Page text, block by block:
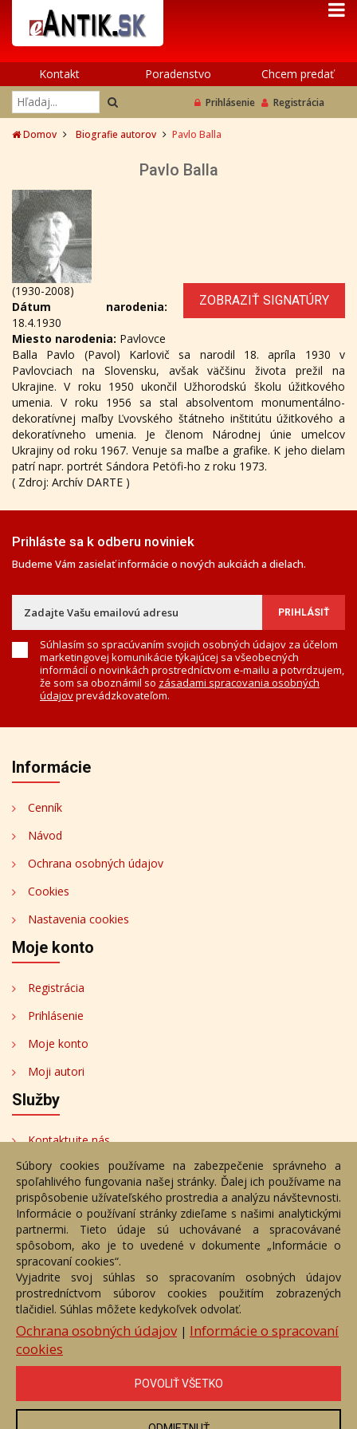
Kontakt Poradenstvo Chcem predať
Prihlásenie Registrácia
Domov Biografie autorov Pavlo Balla
Pavlo Balla
ZOBRAZIŤ SIGNATÚRY
(1930-2008)
Dátum narodenia:
18.4.1930
Miesto narodenia: Pavlovce
Balla Pavlo (Pavol) Karlovič sa narodil 18. apríla 1930 v
Pavlovciach na Slovensku, avšak väčšinu života prežil na
Ukrajine. V roku 1950 ukončil Užhorodskú školu úžitkového
umenia. V roku 1956 sa stal absolventom monumentálno-
dekoratívnej maľby Ľvovského štátneho inštitútu úžitkového a
dekoratívneho umenia. Je členom Národnej únie umelcov
Ukrajiny od roku 1967. Venuje sa maľbe a grafike. K jeho dielam
patrí napr. portrét Sándora Petöfi-ho z roku 1973.
( Zdroj: Archív DARTE )
Prihláste sa k odberu noviniek
Budeme Vám zasielať informácie o nových aukciách a dielach.
Súhlasím so spracúvaním svojich osobných údajov za účelom
marketingovej komunikácie týkajúcej sa všeobecných
informácií o novinkách prostredníctvom e-mailu a potvrdzujem,
že som sa oboznámil so zásadami spracovania osobných
údajovprevádzkovateľom.
Informácie
Cenník
Návod
Ochrana osobných údajov
Cookies
Nastavenia cookies
Moje konto
Registrácia
Prihlásenie
Moje konto
Moji autori
Služby
Kontaktujte nás
Bezplatné poradenstvo
Adresa
Nižný Hrušov 333, 094 22,
Slovenská republika
+421 905 356 921
+421 905 959 101
eantik@eantik.sk
Kontakt
Bezplatné poradenstvo
Biografie autorov
Súbory cookies používame na zabezpečenie správneho a
spoľahlivého fungovania našej stránky. Ďalej ich používame na
prispôsobenie užívateľského prostredia a analýzu návštevnosti.
Informácie o používaní stránky zdieľame s našimi analytickými
partnermi. Tieto údaje sú uchovávané a spracovávané
spôsobom, ako je to uvedené v dokumente „Informácie o
spracovaní cookies“.
Vyjadrite svoj súhlas so spracovaním osobných údajov
prostredníctvom súborov cookies použitím zobrazených
tlačidiel. Súhlas môžete kedykoľvek odvolať.
Ochrana osobných údajov| Informácie o spracovaní
cookies
POVOLIŤ VŠETKO